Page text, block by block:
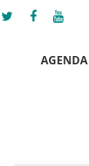
AGENDA